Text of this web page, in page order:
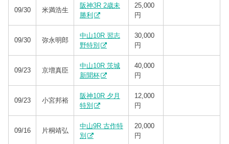
09/30 米満浩生
阪神3R 2歳未
勝利
25,000
円
09/30 弥永明郎
中山10R 習志
野特別
30,000
円
09/23 京増真臣
中山10R 茨城
新聞杯
40,000
円
09/23 小宮邦裕
阪神10R 夕月
特別
12,000
円
09/16 片桐靖弘
中山9R 古作特
別
20,000
円